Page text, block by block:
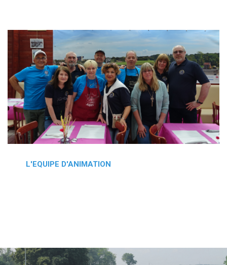
L'EQUIPE D'ANIMATION